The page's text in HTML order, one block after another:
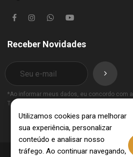
Receber Novidades
*Ao informar meus dados, eu concordo com a
Termos de Uso
Utilizamos cookies para melhorar
sua experiência, personalizar
conteúdo e analisar nosso
tráfego. Ao continuar navegando,